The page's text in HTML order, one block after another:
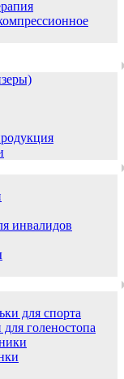
инвалидов
для спорта
голеностопа